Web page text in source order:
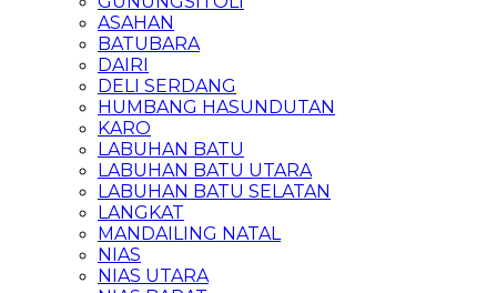
ASAHAN
BATUBARA
DAIRI
DELI SERDANG
HUMBANG HASUNDUTAN
KARO
LABUHAN BATU
LABUHAN BATU UTARA
LABUHAN BATU SELATAN
LANGKAT
MANDAILING NATAL
NIAS
NIAS UTARA